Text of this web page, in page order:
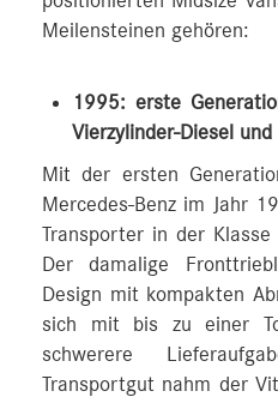
Meilensteinen gehören:
1995: erste
Vierzylinder-Diesel
Mit der ersten
Mercedes‑Benz im Jahr
Transporter in der
Der damalige
Design mit kompakten
sich mit bis zu einer
schwerere
Transportgut nahm der